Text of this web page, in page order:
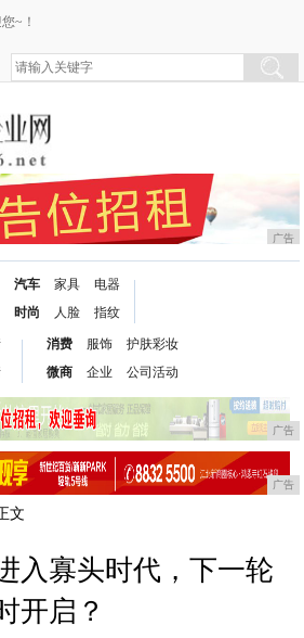
~！
广告
汽车
时尚
家具
人脸
电器
指纹
消费
微商
服饰
企业
护肤彩妆
公司活动
广告
广告
文
入寡头时代，下一轮
开启？